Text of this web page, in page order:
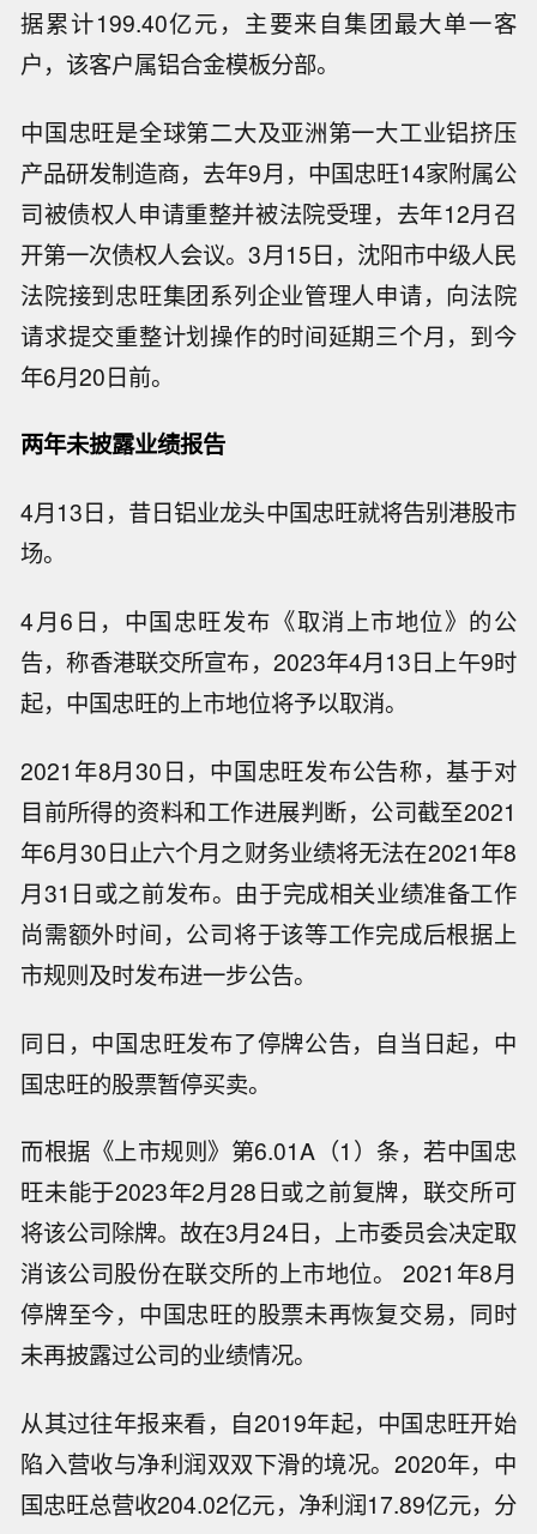
据累计199.40亿元，主要来自集团最大单一客
户，该客户属铝合金模板分部。
中国忠旺是全球第二大及亚洲第一大工业铝挤压
产品研发制造商，去年9月，中国忠旺14家附属公
司被债权人申请重整并被法院受理，去年12月召
开第一次债权人会议。3月15日，沈阳市中级人民
法院接到忠旺集团系列企业管理人申请，向法院
请求提交重整计划操作的时间延期三个月，到今
年6月20日前。
两年未披露业绩报告
4月13日，昔日铝业龙头中国忠旺就将告别港股市
场。
4月6日，中国忠旺发布《取消上市地位》的公
告，称香港联交所宣布，2023年4月13日上午9时
起，中国忠旺的上市地位将予以取消。
2021年8月30日，中国忠旺发布公告称，基于对
目前所得的资料和工作进展判断，公司截至2021
年6月30日止六个月之财务业绩将无法在2021年8
月31日或之前发布。由于完成相关业绩准备工作
尚需额外时间，公司将于该等工作完成后根据上
市规则及时发布进一步公告。
同日，中国忠旺发布了停牌公告，自当日起，中
国忠旺的股票暂停买卖。
而根据《上市规则》第6.01A（1）条，若中国忠
旺未能于2023年2月28日或之前复牌，联交所可
将该公司除牌。故在3月24日，上市委员会决定取
消该公司股份在联交所的上市地位。 2021年8月
停牌至今，中国忠旺的股票未再恢复交易，同时
未再披露过公司的业绩情况。
从其过往年报来看，自2019年起，中国忠旺开始
陷入营收与净利润双双下滑的境况。2020年，中
国忠旺总营收204.02亿元，净利润17.89亿元，分